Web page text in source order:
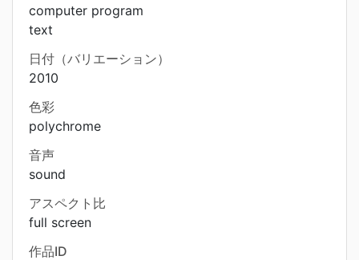
computer program
text
日付（バリエーション）
2010
色彩
polychrome
音声
sound
アスペクト比
full screen
作品ID